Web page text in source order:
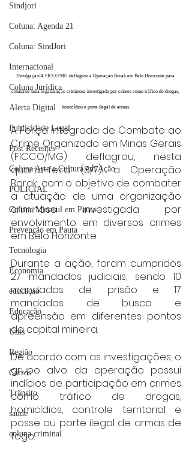
Sindjori
Coluna: Agenda 21
Coluna: SindJori
Internacional
Coluna Jurídica
Alerta Digital
Publicidade Legal
Post Recentes
Coluna Arte e Cultura em Ação
POLICIAL
Coluna Minasul em Pauta
Prevenção em Pauta
Tecnologia
Economia
educaçao
Educação
Unis
Região
Carros
Trânsito
saúde
coluna criminal
Divulgação/A FICCO/MG deflagrou a Operação Borak em Belo Horizonte para
combater uma organização criminosa investigada por crimes como tráfico de drogas,
homicídios e porte ilegal de armas.
A Força Integrada de Combate ao
Crime Organizado em Minas Gerais
(FICCO/MG) deflagrou, nesta
quarta-feira (8/7), a Operação
Borak, com o objetivo de combater
a atuação de uma organização
criminosa investigada por
envolvimento em diversos crimes
em Belo Horizonte.
Durante a ação, foram cumpridos
27 mandados judiciais, sendo 10
mandados de prisão e 17
mandados de busca e
apreensão em diferentes pontos
da capital mineira.
De acordo com as investigações, o
grupo alvo da operação possui
indícios de participação em crimes
como tráfico de drogas,
homicídios, controle territorial e
posse ou porte ilegal de armas de
fogo.